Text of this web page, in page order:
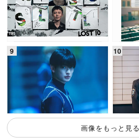
画像をもっと見る